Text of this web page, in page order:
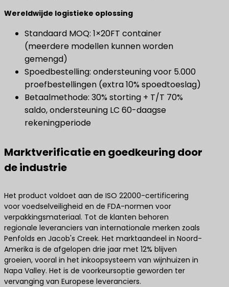
Wereldwijde logistieke oplossing
Standaard MOQ: 1×20FT container
(meerdere modellen kunnen worden
gemengd)
Spoedbestelling: ondersteuning voor 5.000
proefbestellingen (extra 10% spoedtoeslag)
Betaalmethode: 30% storting + T/T 70%
saldo, ondersteuning LC 60-daagse
rekeningperiode
Marktverificatie en goedkeuring door
de industrie
Het product voldoet aan de ISO 22000-certificering
voor voedselveiligheid en de FDA-normen voor
verpakkingsmateriaal. Tot de klanten behoren
regionale leveranciers van internationale merken zoals
Penfolds en Jacob's Creek. Het marktaandeel in Noord-
Amerika is de afgelopen drie jaar met 12% blijven
groeien, vooral in het inkoopsysteem van wijnhuizen in
Napa Valley. Het is de voorkeursoptie geworden ter
vervanging van Europese leveranciers.